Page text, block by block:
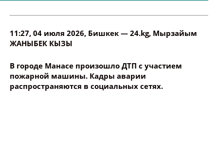
11:27, 04 июля 2026, Бишкек — 24.kg, Мырзайым
ЖАНЫБЕК КЫЗЫ
В городе Манасе произошло ДТП с участием
пожарной машины. Кадры аварии
распространяются в социальных сетях.